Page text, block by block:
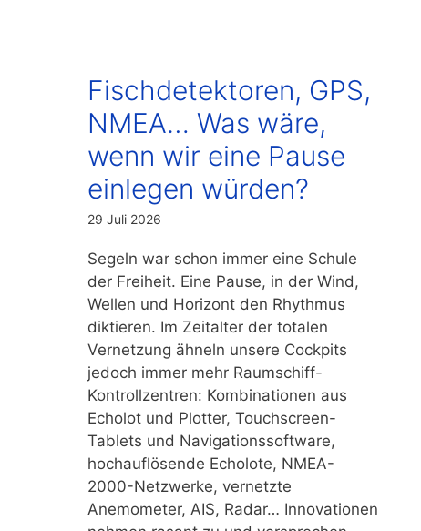
Fischdetektoren, GPS,
NMEA… Was wäre,
wenn wir eine Pause
einlegen würden?
29 Juli 2026
Segeln war schon immer eine Schule
der Freiheit. Eine Pause, in der Wind,
Wellen und Horizont den Rhythmus
diktieren. Im Zeitalter der totalen
Vernetzung ähneln unsere Cockpits
jedoch immer mehr Raumschiff-
Kontrollzentren: Kombinationen aus
Echolot und Plotter, Touchscreen-
Tablets und Navigationssoftware,
hochauflösende Echolote, NMEA-
2000-Netzwerke, vernetzte
Anemometer, AIS, Radar… Innovationen